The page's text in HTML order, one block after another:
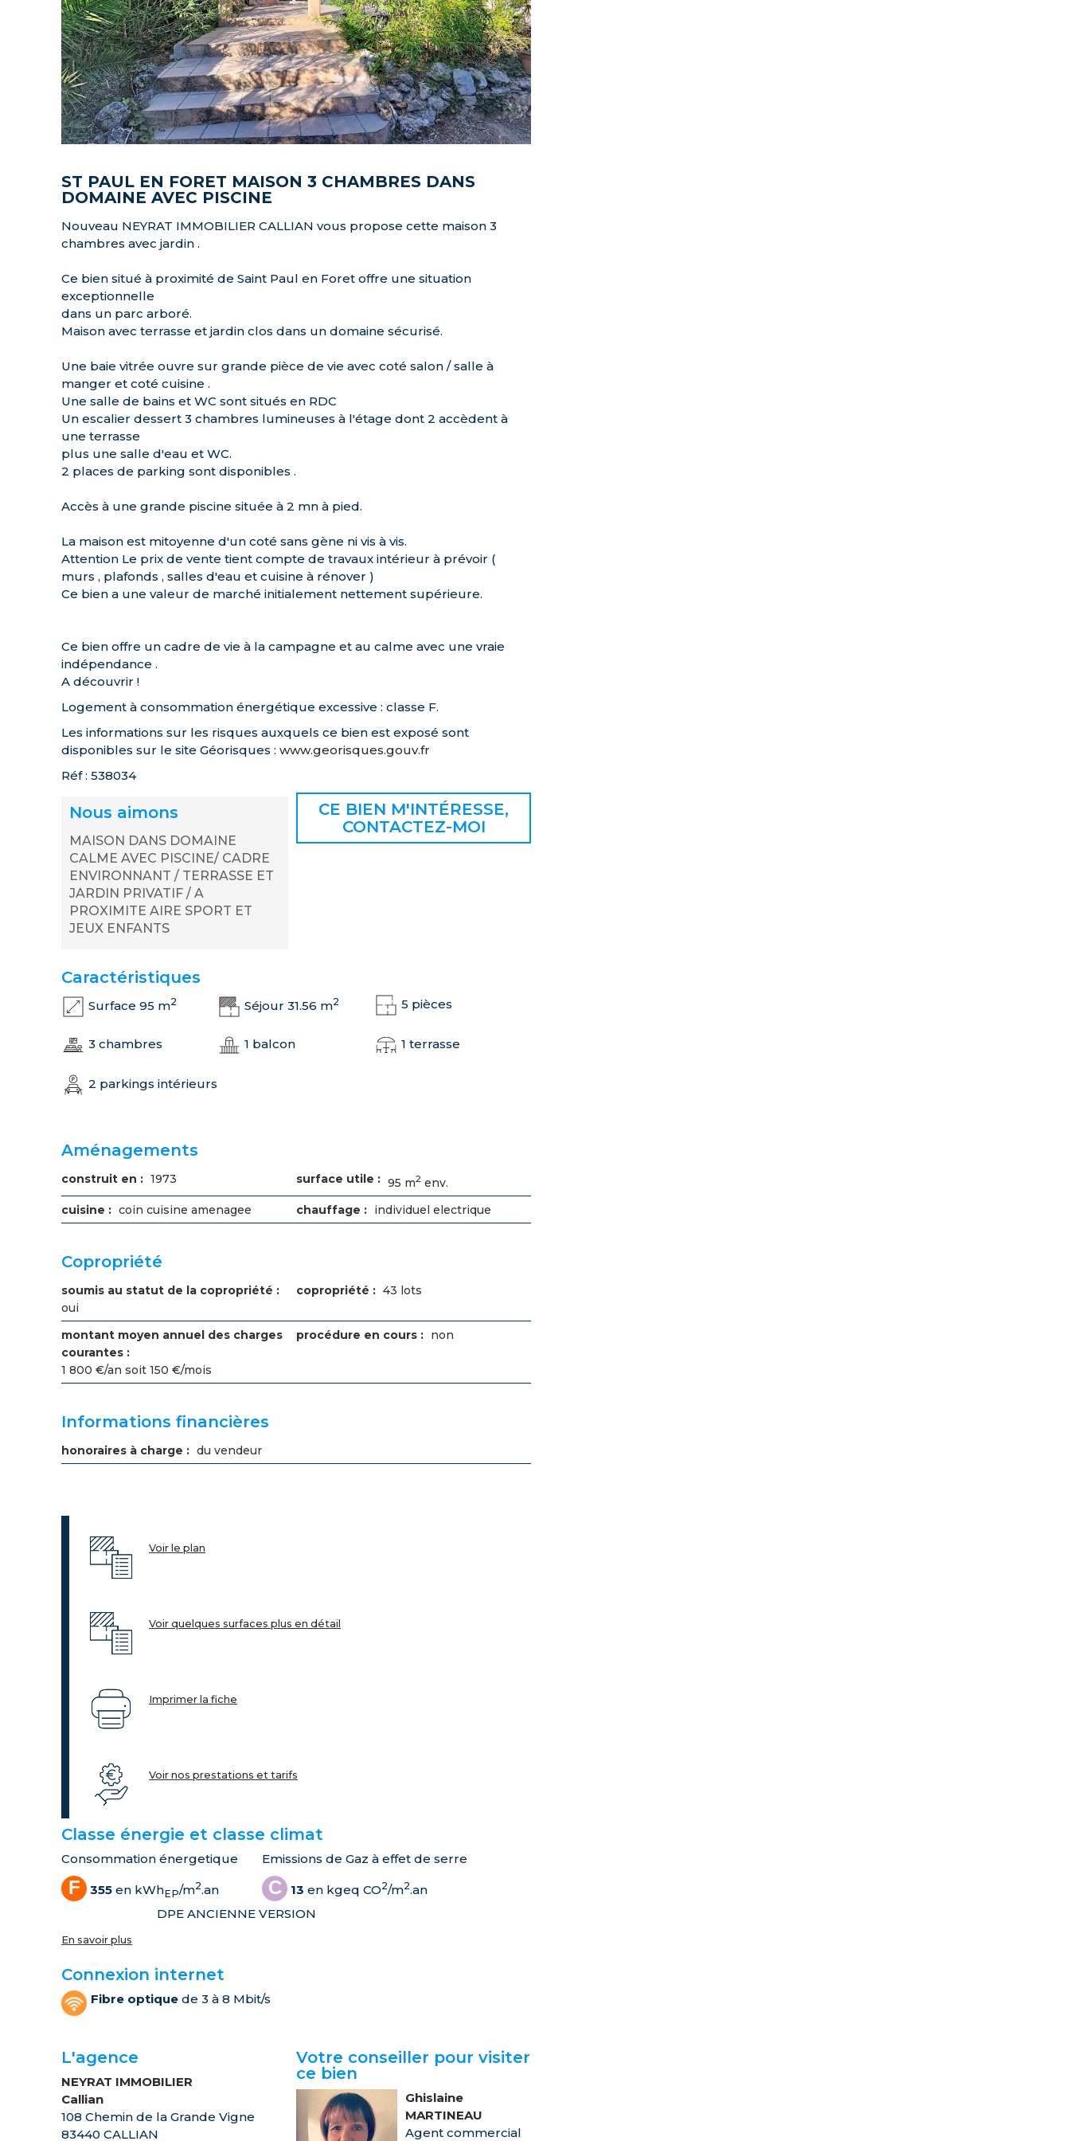
ST PAUL EN FORET MAISON 3 CHAMBRES DANS
DOMAINE AVEC PISCINE
Nouveau NEYRAT IMMOBILIER CALLIAN vous propose cette maison 3
chambres avec jardin .
Ce bien situé à proximité de Saint Paul en Foret offre une situation
exceptionnelle
dans un parc arboré.
Maison avec terrasse et jardin clos dans un domaine sécurisé.
Une baie vitrée ouvre sur grande pièce de vie avec coté salon / salle à
manger et coté cuisine .
Une salle de bains et WC sont situés en RDC
Un escalier dessert 3 chambres lumineuses à l'étage dont 2 accèdent à
une terrasse
plus une salle d'eau et WC.
2 places de parking sont disponibles .
Accès à une grande piscine située à 2 mn à pied.
La maison est mitoyenne d'un coté sans gène ni vis à vis.
Attention Le prix de vente tient compte de travaux intérieur à prévoir (
murs , plafonds , salles d'eau et cuisine à rénover )
Ce bien a une valeur de marché initialement nettement supérieure.
Ce bien offre un cadre de vie à la campagne et au calme avec une vraie
indépendance .
A découvrir !
Logement à consommation énergétique excessive : classe F.
Les informations sur les risques auxquels ce bien est exposé sont
disponibles sur le site Géorisques : www.georisques.gouv.fr
Réf : 538034
Nous aimons
MAISON DANS DOMAINE
CALME AVEC PISCINE/ CADRE
ENVIRONNANT / TERRASSE ET
JARDIN PRIVATIF / A
PROXIMITE AIRE SPORT ET
JEUX ENFANTS
CE BIEN M'INTÉRESSE,
CONTACTEZ-MOI
Caractéristiques
Surface 95 m2 Séjour 31.56 m2 5 pièces
3 chambres 1 balcon 1 terrasse
2 parkings intérieurs
Aménagements
construit en : 1973 surface utile : 95 m2 env.
cuisine : coin cuisine amenagee chauffage : individuel electrique
Copropriété
soumis au statut de la copropriété :
oui
copropriété : 43 lots
montant moyen annuel des charges
courantes :
1 800 €/an soit 150 €/mois
procédure en cours : non
Informations financières
honoraires à charge : du vendeur
Voir le plan
Voir quelques surfaces plus en détail
Imprimer la fiche
Voir nos prestations et tarifs
Classe énergie et classe climat
Consommation énergetique
F 355 en kWhEP/m2.an
Emissions de Gaz à effet de serre
C 13 en kgeq CO2/m2.an
DPE ANCIENNE VERSION
En savoir plus
Connexion internet
Fibre optique de 3 à 8 Mbit/s
L'agence
NEYRAT IMMOBILIER
Callian
108 Chemin de la Grande Vigne
83440 CALLIAN
Votre conseiller pour visiter
ce bien
Ghislaine
MARTINEAU
Agent commercial